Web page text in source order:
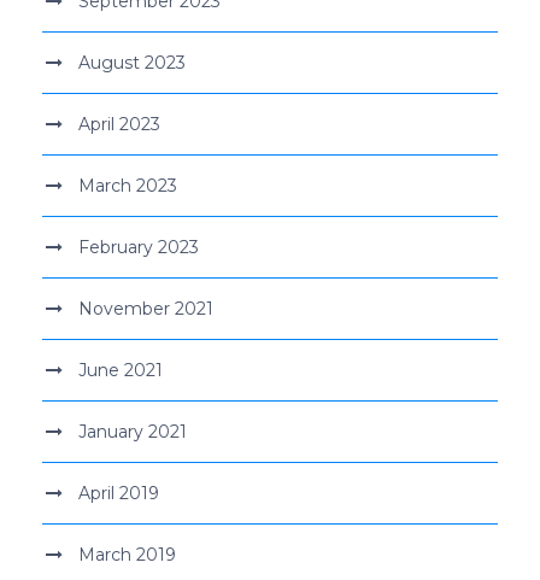
August 2023
April 2023
March 2023
February 2023
November 2021
June 2021
January 2021
April 2019
March 2019